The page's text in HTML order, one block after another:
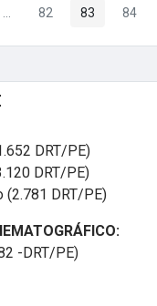
Páginas intermediárias
Página
82 Página
83 84
DRT/PE)
DRT/PE)
(2.781 DRT/PE)
-DRT/PE)